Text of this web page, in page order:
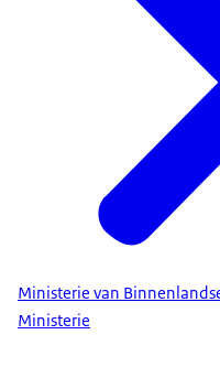
Ministerie van
Ministerie